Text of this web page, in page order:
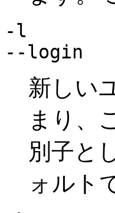
-l
--login
新しい
まり、
別子と
ォルト